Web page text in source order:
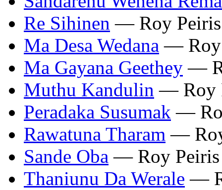
Re Sihinen — Roy Peiris
Ma Desa Wedana — Roy
Ma Gayana Geethey —
Muthu Kandulin — Roy
Peradaka Susumak —
Rawatuna Tharam —
Sande Oba — Roy Peiris
Thaniunu Da Werale —